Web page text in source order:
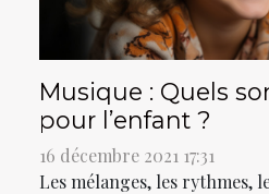
Musique : Quels
pour l’enfant ?
16 décembre 2021 17:31
Les mélanges, les rythmes,